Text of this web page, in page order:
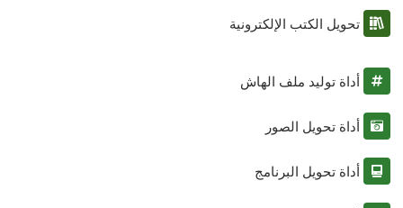
تحويل الكتب الإلكترونية
أداة توليد ملف الهاش
أداة تحويل الصور
أداة تحويل البرنامج